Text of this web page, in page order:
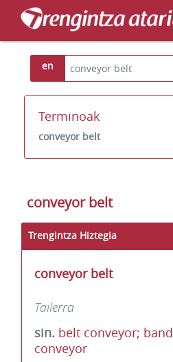
en
Terminoak
conveyor belt
conveyor belt
Trengintza Hiztegia
conveyor belt
Tailerra
sin. belt conveyor; band
conveyor